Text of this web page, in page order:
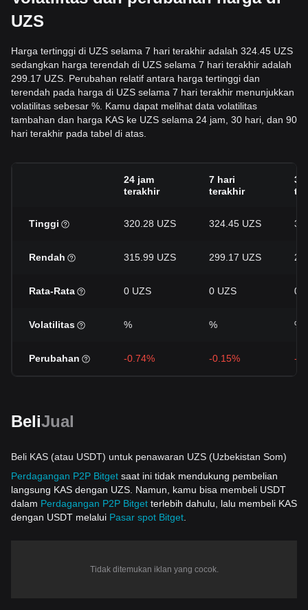
UZS
Harga tertinggi di UZS selama 7 hari terakhir adalah 324.45 UZS
sedangkan harga terendah di UZS selama 7 hari terakhir adalah
299.17 UZS. Perubahan relatif antara harga tertinggi dan
terendah pada harga di UZS selama 7 hari terakhir menunjukkan
volatilitas sebesar %. Kamu dapat melihat data volatilitas
tambahan dan harga KAS ke UZS selama 24 jam, 30 hari, dan 90
hari terakhir pada tabel di atas.
24 jam
terakhir
7 hari
terakhir
30
Tinggi 320.28 UZS 324.45 UZS
Rendah 315.99 UZS 299.17 UZS
Rata-Rata 0 UZS 0 UZS 0
Volatilitas % % %
Perubahan -0.74% -0.15% -
BeliJual
Beli KAS (atau USDT) untuk penawaran UZS (Uzbekistan Som)
Perdagangan P2P Bitget saat ini tidak mendukung pembelian
langsung KAS dengan UZS. Namun, kamu bisa membeli USDT
dalam Perdagangan P2P Bitget terlebih dahulu, lalu membeli KAS
dengan USDT melalui Pasar spot Bitget
Tidak ditemukan iklan yang cocok.